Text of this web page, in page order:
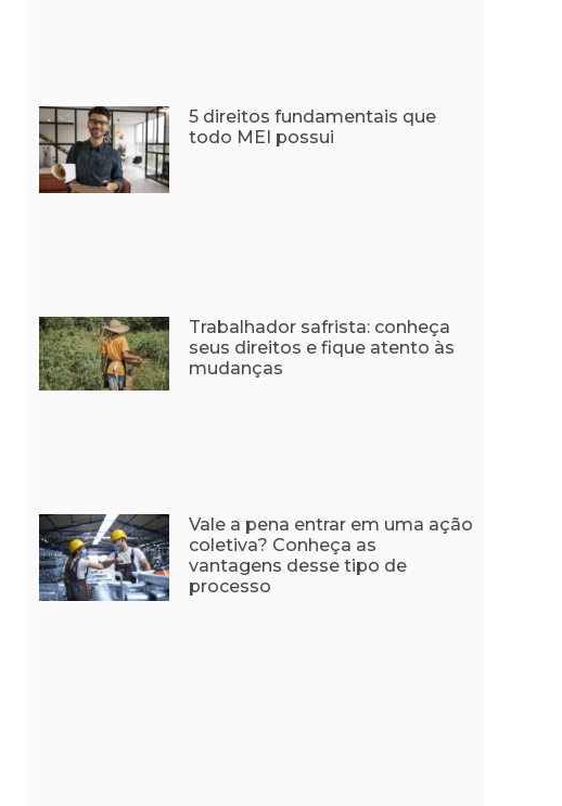
5 direitos fundamentais que
todo MEI possui
Trabalhador safrista: conheça
seus direitos e fique atento às
mudanças
Vale a pena entrar em uma ação
coletiva? Conheça as
vantagens desse tipo de
processo